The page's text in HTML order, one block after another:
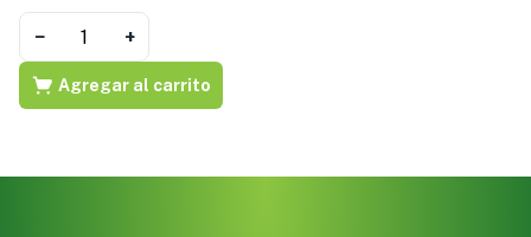
− +
Agregar al carrito